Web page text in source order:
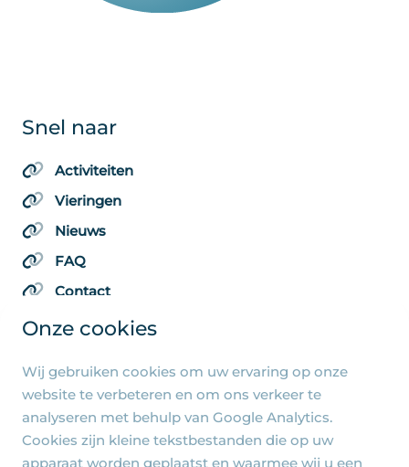
Onze cookies
Wij gebruiken cookies om uw ervaring op onze
website te verbeteren en om ons verkeer te
analyseren met behulp van Google Analytics.
Cookies zijn kleine tekstbestanden die op uw
apparaat worden geplaatst en waarmee wij u een
Snel naar
Activiteiten
Vieringen
Nieuws
FAQ
Contact
Algemene pagina's
Privacy beleid
Cookie-instellingen